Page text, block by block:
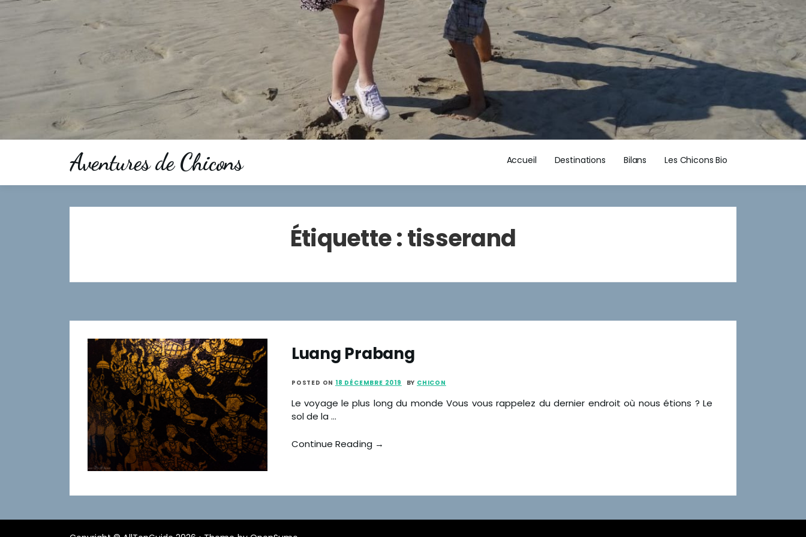
Aventures de Chicons Accueil Destinations Bilans Les Chicons Bio
Étiquette :tisserand
Luang Prabang
POSTED ON 18 DÉCEMBRE 2019 BY CHICON
Le voyage le plus long du monde Vous vous rappelez du dernier endroit où nous étions ? Le
sol de la …
Continue Reading →